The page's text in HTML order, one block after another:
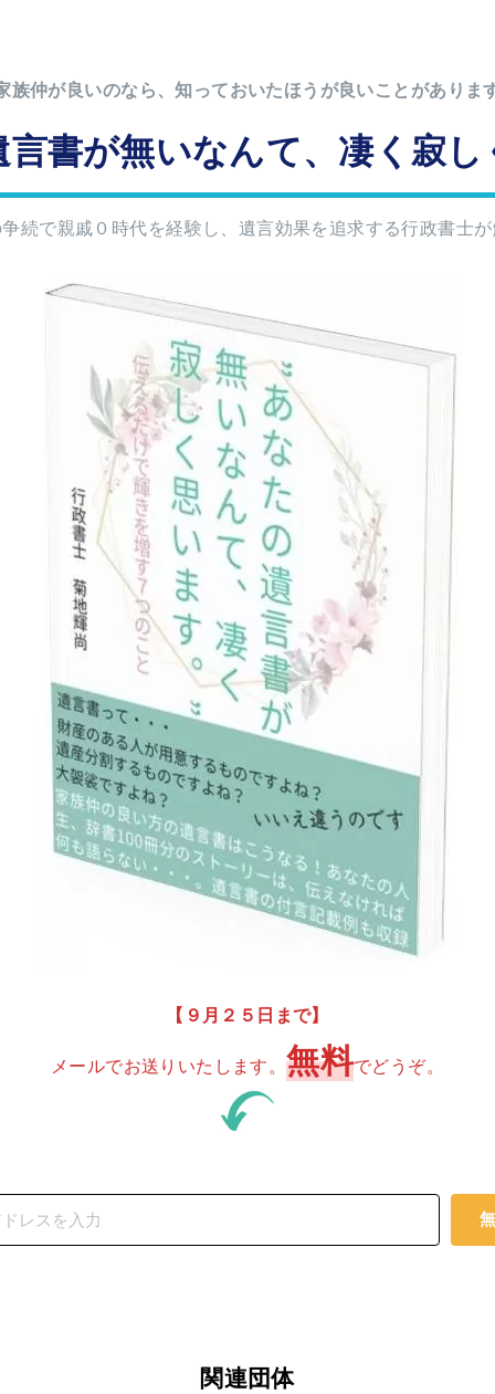
族仲が良いのなら、知っておいたほうが良いことがありま
書が無いなんて、凄く寂し
続で親戚０時代を経験し、遺言効果を追求する行政書士が
【９月２５日まで】
メールでお送りいたします。無料でどうぞ。
関連団体